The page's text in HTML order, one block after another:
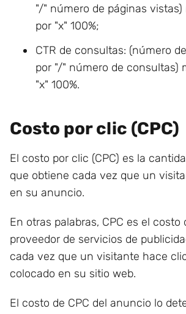
"/" número de páginas
por "x" 100%;
CTR de consultas: (número
por "/" número de consultas)
"x" 100%.
Costo por clic (CPC)
El costo por clic (CPC) es la
que obtiene cada vez que un
en su anuncio.
En otras palabras, CPC es el costo
proveedor de servicios de
cada vez que un visitante hace
colocado en su sitio web.
El costo de CPC del anuncio lo